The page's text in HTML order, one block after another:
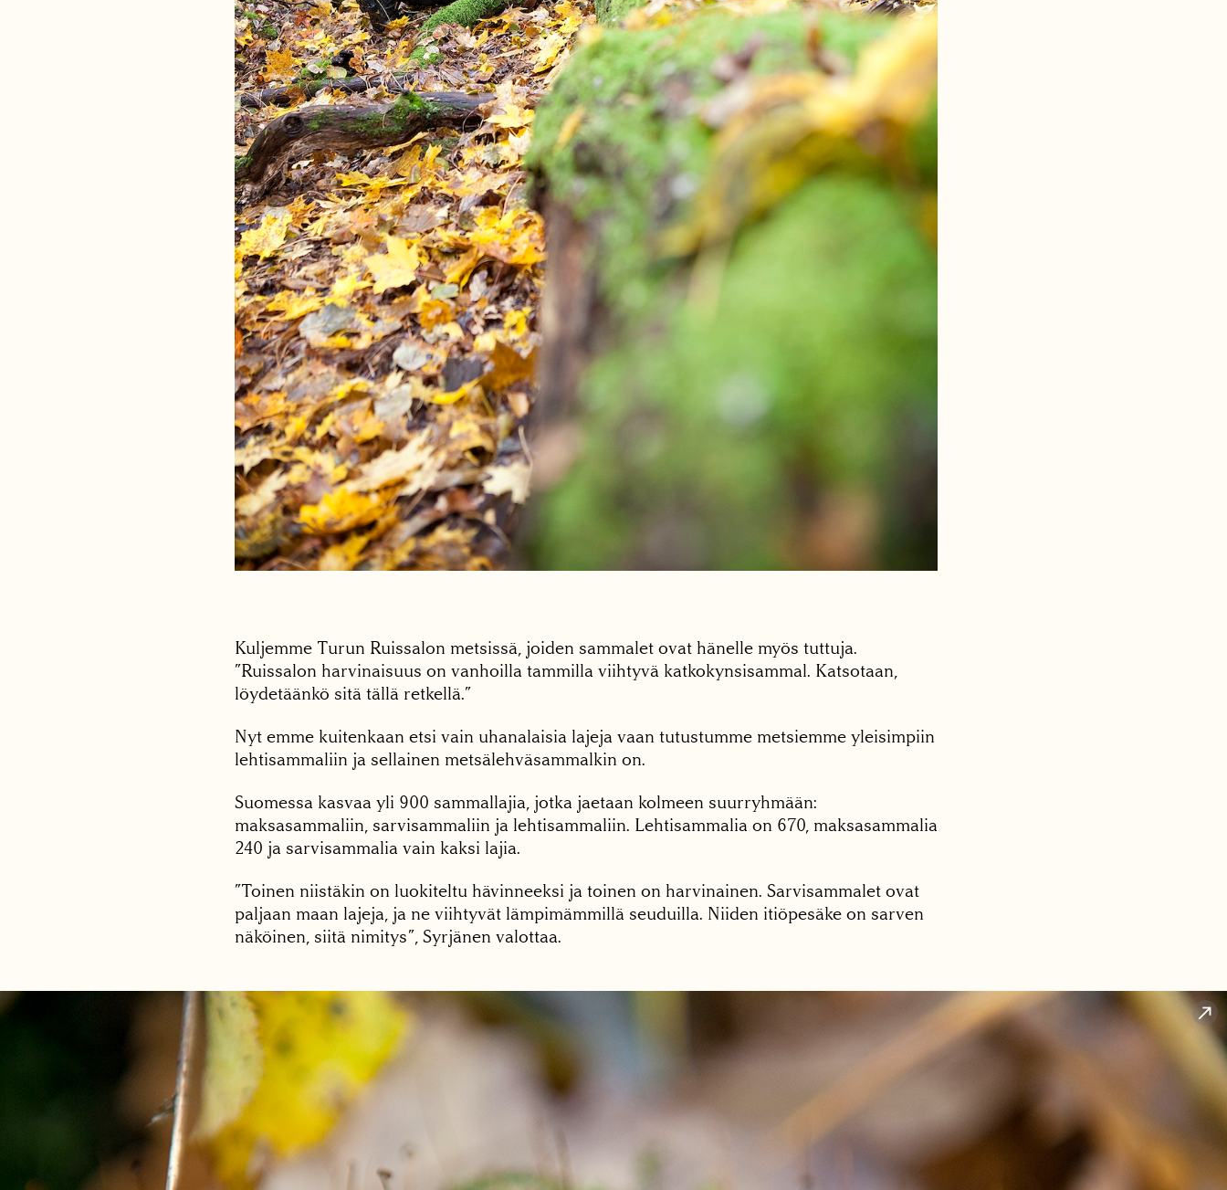
Kuljemme Turun Ruissalon metsissä, joiden sammalet ovat hänelle myös tuttuja.
”Ruissalon harvinaisuus on vanhoilla tammilla viihtyvä katkokynsisammal. Katsotaan,
löydetäänkö sitä tällä retkellä.”
Nyt emme kuitenkaan etsi vain uhanalaisia lajeja vaan tutustumme metsiemme yleisimpiin
lehtisammaliin ja sellainen metsälehväsammalkin on.
Suomessa kasvaa yli 900 sammallajia, jotka jaetaan kolmeen suurryhmään:
maksasammaliin, sarvisammaliin ja lehtisammaliin. Lehtisammalia on 670, maksasammalia
240 ja sarvisammalia vain kaksi lajia.
”Toinen niistäkin on luokiteltu hävinneeksi ja toinen on harvinainen. Sarvisammalet ovat
paljaan maan lajeja, ja ne viihtyvät lämpimämmillä seuduilla. Niiden itiöpesäke on sarven
näköinen, siitä nimitys”, Syrjänen valottaa.
